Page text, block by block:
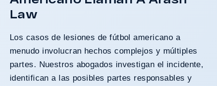
Law
Los casos de lesiones de fútbol americano a
menudo involucran hechos complejos y múltiples
partes. Nuestros abogados investigan el incidente,
identifican a las posibles partes responsables y